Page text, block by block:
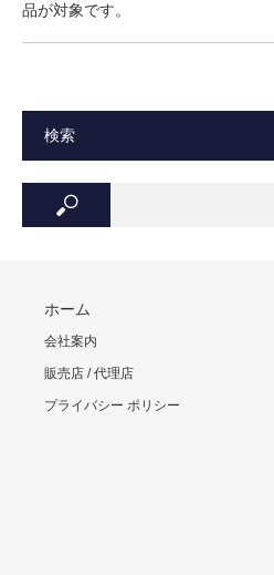
品が対象です。
検索
ホーム
会社案内
販売店 / 代理店
プライバシー ポリシー